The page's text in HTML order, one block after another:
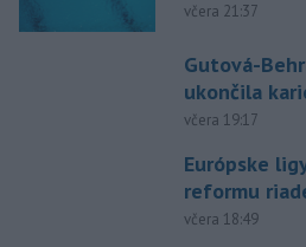
včera 21:37
Gutová-
ukončila
včera 19:17
Európske
reformu
včera 18:49